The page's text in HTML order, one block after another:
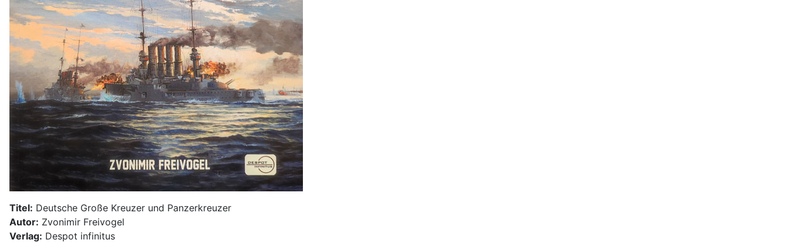
Titel: Deutsche Große Kreuzer und Panzerkreuzer
Autor: Zvonimir Freivogel
Verlag: Despot infinitus